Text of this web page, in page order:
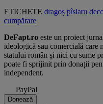
ETICHETE dragoș pîslaru
cumpărare
DeFapt.ro este un proiect
ideologică sau comercială care
statului român și nici cu sume
poate fi sprijinit prin donații
independent.
PayPal
Donează